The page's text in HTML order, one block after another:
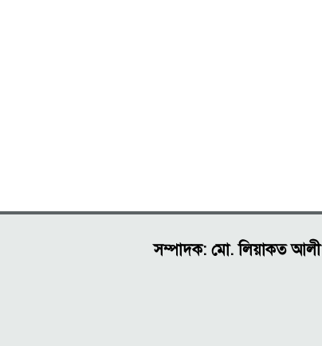
সম্পাদক: মো. লিয়াকত আলী